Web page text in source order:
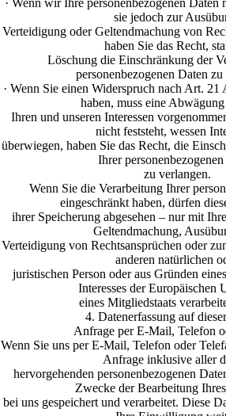
· Wenn wir Ihre personenbezogenen Daten
sie jedoch zur
Verteidigung oder Geltendmachung von
haben Sie das Recht,
Löschung die Einschränkung der
personenbezogenen Daten
· Wenn Sie einen Widerspruch nach Art.
haben, muss eine
Ihren und unseren Interessen
nicht feststeht, wessen
überwiegen, haben Sie das Recht, die
Ihrer
zu verlangen.
Wenn Sie die Verarbeitung Ihrer
eingeschränkt haben, dürfen
ihrer Speicherung abgesehen – nur mit
Geltendmachung,
Verteidigung von Rechtsansprüchen oder
anderen natürlichen
juristischen Person oder aus Gründen
Interesses der Europäischen
eines Mitgliedstaats
4. Datenerfassung auf
Anfrage per E-Mail, Telefon
Wenn Sie uns per E-Mail, Telefon oder
Anfrage inklusive aller
hervorgehenden personenbezogenen
Zwecke der Bearbeitung
bei uns gespeichert und verarbeitet. Diese